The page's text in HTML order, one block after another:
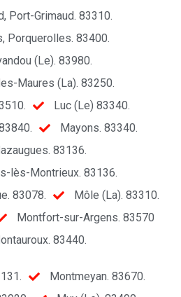
Port-Grimaud. 83310.
Porquerolles. 83400.
(Le). 83980.
Maures (La). 83250.
Luc (Le) 83340.
Mayons. 83340.
83136.
lès-Montrieux. 83136.
83078.
Môle (La). 83310.
Montfort-sur-Argens. 83570
83440.
Montmeyan. 83670.